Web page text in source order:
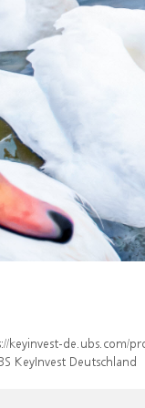
keyinvest-de.ubs.com/
KeyInvest Deutschland